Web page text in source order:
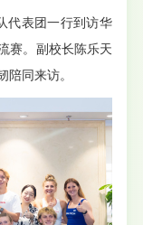
代表团一行到访华
赛。副校长陈乐天
陪同来访。